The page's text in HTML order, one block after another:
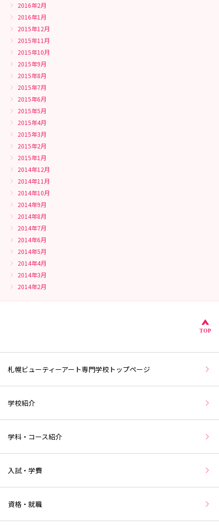
2016年2月
2016年1月
2015年12月
2015年11月
2015年10月
2015年9月
2015年8月
2015年7月
2015年6月
2015年5月
2015年4月
2015年3月
2015年2月
2015年1月
2014年12月
2014年11月
2014年10月
2014年9月
2014年8月
2014年7月
2014年6月
2014年5月
2014年4月
2014年3月
2014年2月
こ
TOP
札幌ビューティーアート専門学校トップページ
学校紹介
学科・コース紹介
入試・学費
資格・就職